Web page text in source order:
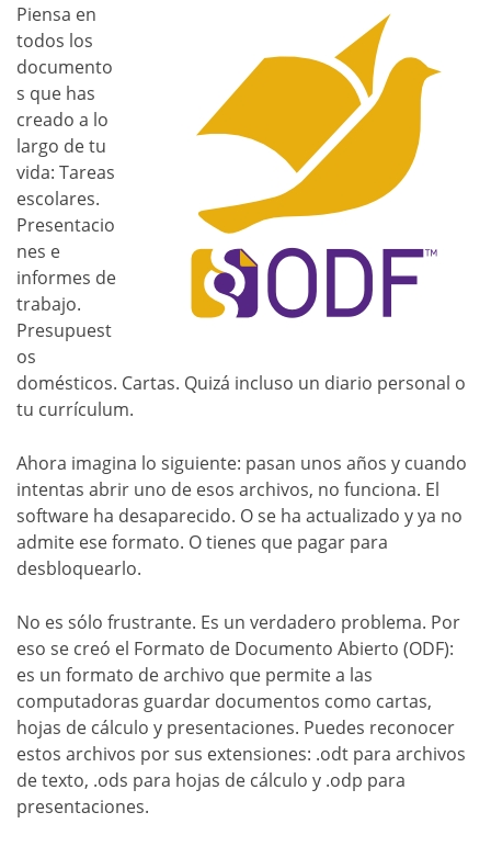
Piensa en
todos los
documento
s que has
creado a lo
largo de tu
vida: Tareas
escolares.
Presentacio
nes e
informes de
trabajo.
Presupuest
os
domésticos. Cartas. Quizá incluso un diario personal o
tu currículum.
Ahora imagina lo siguiente: pasan unos años y cuando
intentas abrir uno de esos archivos, no funciona. El
software ha desaparecido. O se ha actualizado y ya no
admite ese formato. O tienes que pagar para
desbloquearlo.
No es sólo frustrante. Es un verdadero problema. Por
eso se creó el Formato de Documento Abierto (ODF):
es un formato de archivo que permite a las
computadoras guardar documentos como cartas,
hojas de cálculo y presentaciones. Puedes reconocer
estos archivos por sus extensiones: .odt para archivos
de texto, .ods para hojas de cálculo y .odp para
presentaciones.